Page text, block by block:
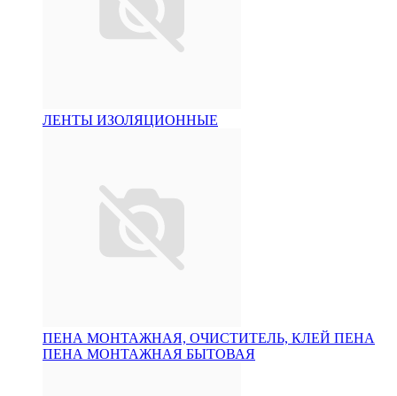
ЛЕНТЫ ИЗОЛЯЦИОННЫЕ
ПЕНА МОНТАЖНАЯ, ОЧИСТИТЕЛЬ, КЛЕЙ ПЕНА
ПЕНА МОНТАЖНАЯ БЫТОВАЯ